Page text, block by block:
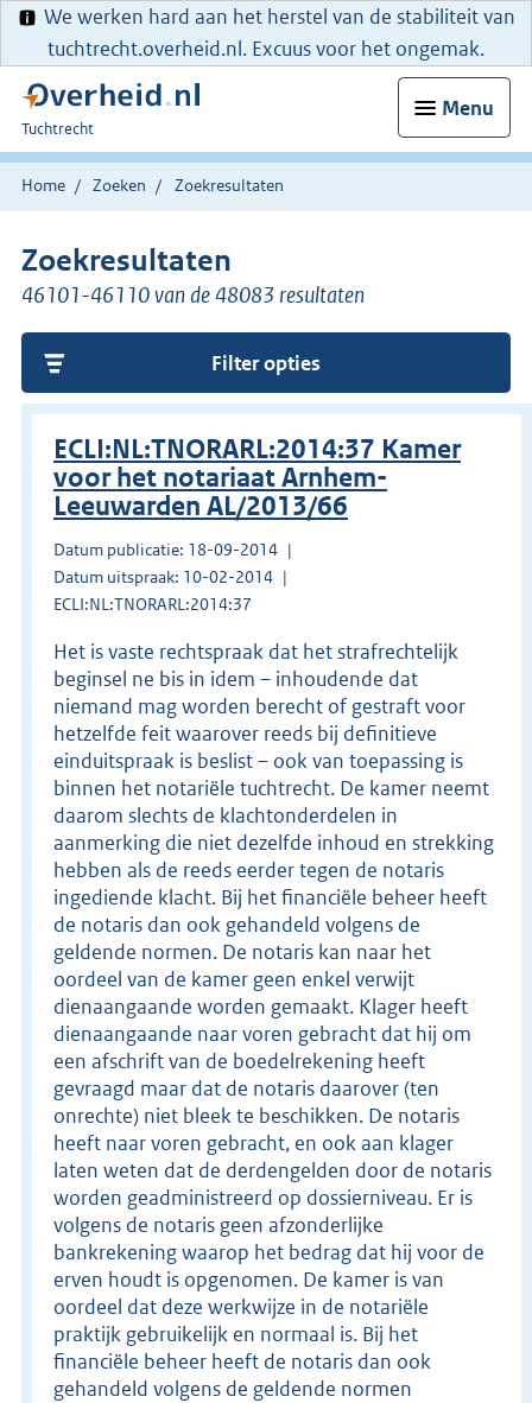
We werken hard aan het herstel van de stabiliteit van
tuchtrecht.overheid.nl. Excuus voor het ongemak.
Menu
U
bent
hier:
Tuchtrecht
Home Zoeken Zoekresultaten
Zoekresultaten
46101-46110 van de 48083 resultaten
Filter opties
ECLI:NL:TNORARL:2014:37 Kamer
voor het notariaat Arnhem-
Leeuwarden AL/2013/66
Datum publicatie: 18-09-2014
Datum uitspraak: 10-02-2014
ECLI:NL:TNORARL:2014:37
Het is vaste rechtspraak dat het strafrechtelijk
beginsel ne bis in idem – inhoudende dat
niemand mag worden berecht of gestraft voor
hetzelfde feit waarover reeds bij definitieve
einduitspraak is beslist – ook van toepassing is
binnen het notariële tuchtrecht. De kamer neemt
daarom slechts de klachtonderdelen in
aanmerking die niet dezelfde inhoud en strekking
hebben als de reeds eerder tegen de notaris
ingediende klacht. Bij het financiële beheer heeft
de notaris dan ook gehandeld volgens de
geldende normen. De notaris kan naar het
oordeel van de kamer geen enkel verwijt
dienaangaande worden gemaakt. Klager heeft
dienaangaande naar voren gebracht dat hij om
een afschrift van de boedelrekening heeft
gevraagd maar dat de notaris daarover (ten
onrechte) niet bleek te beschikken. De notaris
heeft naar voren gebracht, en ook aan klager
laten weten dat de derdengelden door de notaris
worden geadministreerd op dossierniveau. Er is
volgens de notaris geen afzonderlijke
bankrekening waarop het bedrag dat hij voor de
erven houdt is opgenomen. De kamer is van
oordeel dat deze werkwijze in de notariële
praktijk gebruikelijk en normaal is. Bij het
financiële beheer heeft de notaris dan ook
gehandeld volgens de geldende normen